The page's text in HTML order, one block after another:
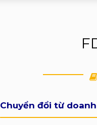
Chuyển đổi từ